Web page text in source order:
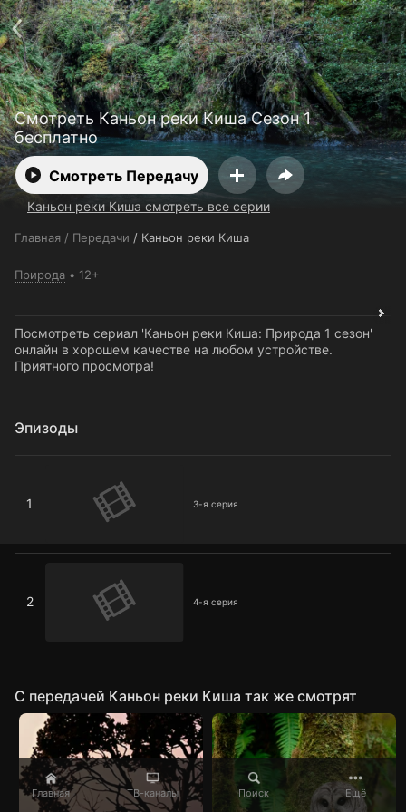
Главная ТВ-каналы Поиск Ещё
Смотреть Каньон реки Киша Сезон 1
бесплатно
Смотреть Передачу
Каньон реки Киша смотреть все серии
Главная / Передачи / Каньон реки Киша
Природа 12+
Посмотреть сериал 'Каньон реки Киша: Природа 1 сезон'
онлайн в хорошем качестве на любом устройстве.
Приятного просмотра!
Эпизоды
1 3-я серия
2 4-я серия
C передачей Каньон реки Киша так же смотрят
Поддержка:support@24h.tv
О сервисе
Пользовательское соглашение
Политика конфиденциальности
Для партнёров
Открыть приложение
Ввести промокод
Установить на ТВ
Бесплатные каналы Контакты